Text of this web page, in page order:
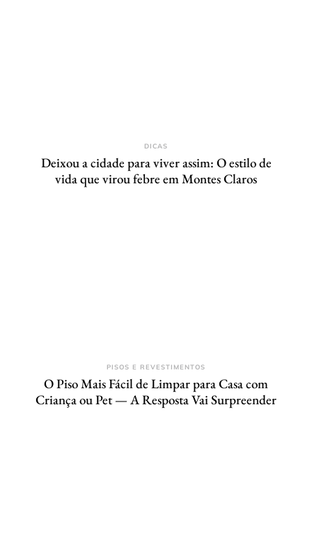
DICAS
Deixou a cidade para viver assim: O estilo de
vida que virou febre em Montes Claros
PISOS E REVESTIMENTOS
O Piso Mais Fácil de Limpar para Casa com
Criança ou Pet — A Resposta Vai Surpreender